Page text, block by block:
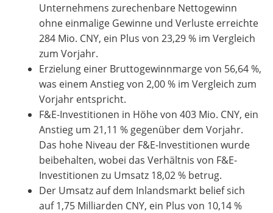
Unternehmens zurechenbare Nettogewinn
ohne einmalige Gewinne und Verluste erreichte
284 Mio. CNY, ein Plus von 23,29 % im Vergleich
zum Vorjahr.
Erzielung einer Bruttogewinnmarge von 56,64 %,
was einem Anstieg von 2,00 % im Vergleich zum
Vorjahr entspricht.
F&E-Investitionen in Höhe von 403 Mio. CNY, ein
Anstieg um 21,11 % gegenüber dem Vorjahr.
Das hohe Niveau der F&E-Investitionen wurde
beibehalten, wobei das Verhältnis von F&E-
Investitionen zu Umsatz 18,02 % betrug.
Der Umsatz auf dem Inlandsmarkt belief sich
auf 1,75 Milliarden CNY, ein Plus von 10,14 %